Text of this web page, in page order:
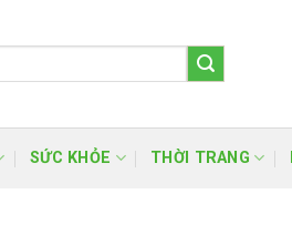
SỨC KHỎE THỜI TRANG